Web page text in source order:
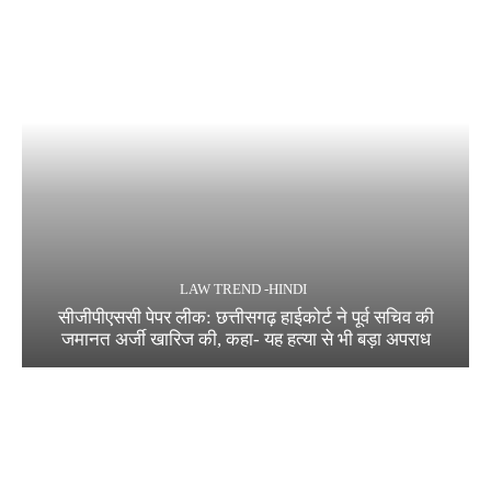
LAW TREND -HINDI
सीजीपीएससी पेपर लीक: छत्तीसगढ़ हाईकोर्ट ने पूर्व सचिव की
जमानत अर्जी खारिज की, कहा- यह हत्या से भी बड़ा अपराध